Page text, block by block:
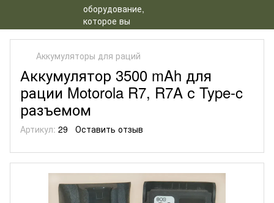
Аккумуляторы для раций
Аккумулятор 3500 mAh для
рации Motorola R7, R7A с Type-c
разъемом
Артикул: 29 Оставить отзыв